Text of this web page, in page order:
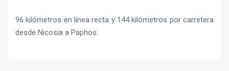
96 kilómetros en línea recta y 144 kilómetros por carretera
desde Nicosia a Paphos.